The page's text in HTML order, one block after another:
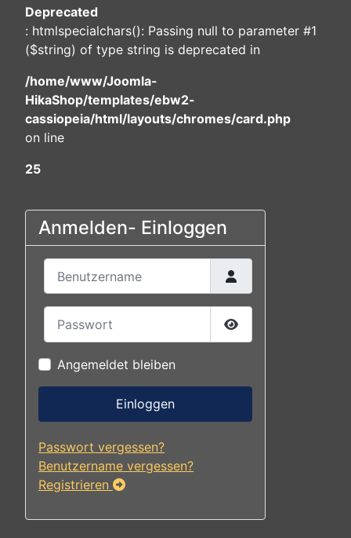
Deprecated
: htmlspecialchars(): Passing null to parameter #1
($string) of type string is deprecated in
/home/www/Joomla-
HikaShop/templates/ebw2-
cassiopeia/html/layouts/chromes/card.php
on line
25
Anmelden- Einloggen
Passwort anzeigen
Angemeldet bleiben
Einloggen
Passwort vergessen?
Benutzername vergessen?
Registrieren